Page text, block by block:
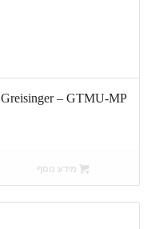
Greisinger – GTMU-MP – משדר טמפרטורה עם תצוגה
מידע נוסף